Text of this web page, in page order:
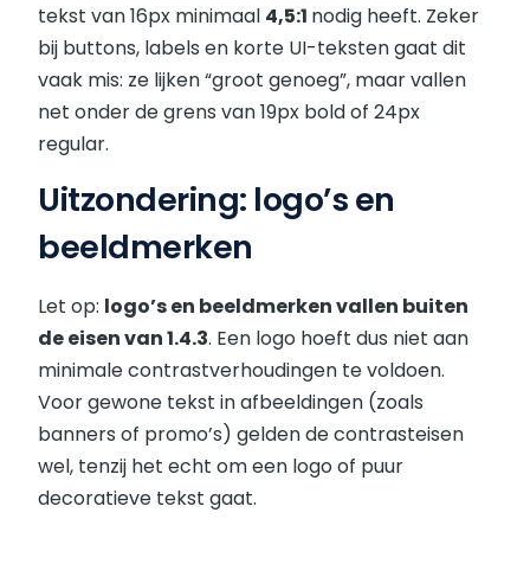
tekst van 16px minimaal 4,5:1 nodig heeft. Zeker
bij buttons, labels en korte UI-teksten gaat dit
vaak mis: ze lijken “groot genoeg”, maar vallen
net onder de grens van 19px bold of 24px
regular.
Uitzondering: logo’s en
beeldmerken
Let op: logo’s en beeldmerken vallen buiten
de eisen van 1.4.3. Een logo hoeft dus niet aan
minimale contrastverhoudingen te voldoen.
Voor gewone tekst in afbeeldingen (zoals
banners of promo’s) gelden de contrasteisen
wel, tenzij het echt om een logo of puur
decoratieve tekst gaat.